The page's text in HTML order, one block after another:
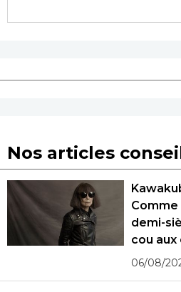
Nos articles
Comme
demi-
cou
06/08/